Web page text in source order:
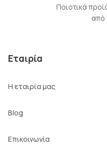
Ποιοτικά
από
Εταιρία
Η εταιρία μας
Blog
Επικοινωνία